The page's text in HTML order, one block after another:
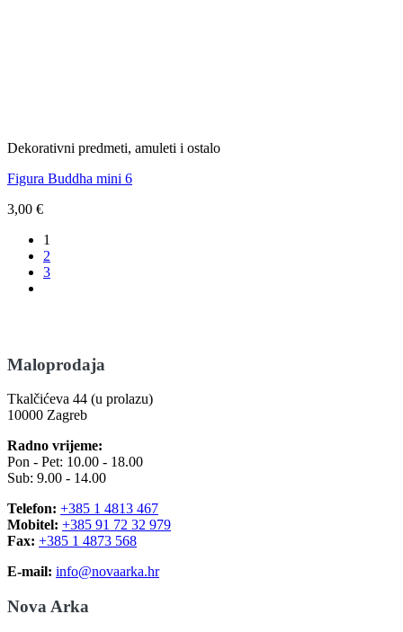
Dekorativni predmeti, amuleti i ostalo
Figura Buddha mini 6
3,00 €
1
2
3
Maloprodaja
Tkalčićeva 44 (u prolazu)
10000 Zagreb
Radno vrijeme:
Pon - Pet: 10.00 - 18.00
Sub: 9.00 - 14.00
Telefon: +385 1 4813 467
Mobitel: +385 91 72 32 979
Fax: +385 1 4873 568
E-mail: info@novaarka.hr
Nova Arka